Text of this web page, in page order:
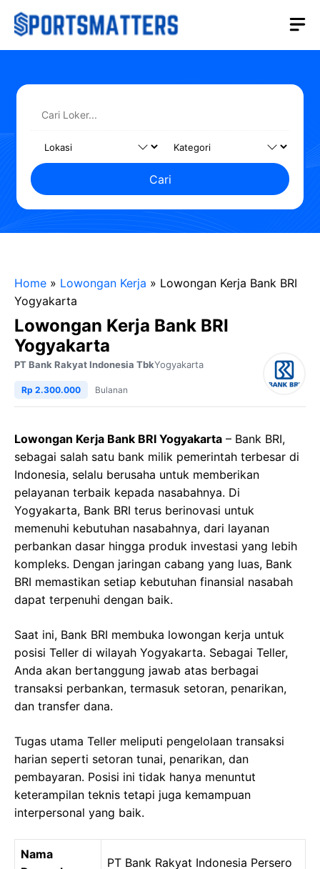
Langsung
Cari
Home » Lowongan Kerja » Lowongan Kerja Bank BRI
Yogyakarta
Lowongan Kerja Bank BRI
Yogyakarta
PT Bank Rakyat Indonesia TbkYogyakarta
Rp 2.300.000 Bulanan
Lowongan Kerja Bank BRI Yogyakarta – Bank BRI,
sebagai salah satu bank milik pemerintah terbesar di
Indonesia, selalu berusaha untuk memberikan
pelayanan terbaik kepada nasabahnya. Di
Yogyakarta, Bank BRI terus berinovasi untuk
memenuhi kebutuhan nasabahnya, dari layanan
perbankan dasar hingga produk investasi yang lebih
kompleks. Dengan jaringan cabang yang luas, Bank
BRI memastikan setiap kebutuhan finansial nasabah
dapat terpenuhi dengan baik.
Saat ini, Bank BRI membuka lowongan kerja untuk
posisi Teller di wilayah Yogyakarta. Sebagai Teller,
Anda akan bertanggung jawab atas berbagai
transaksi perbankan, termasuk setoran, penarikan,
dan transfer dana.
Tugas utama Teller meliputi pengelolaan transaksi
harian seperti setoran tunai, penarikan, dan
pembayaran. Posisi ini tidak hanya menuntut
keterampilan teknis tetapi juga kemampuan
interpersonal yang baik.
Nama
PT Bank Rakyat Indonesia Persero